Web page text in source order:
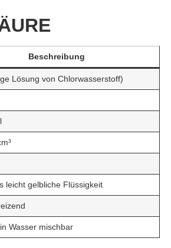
Beschreibung
Lösung von Chlorwasserstoff)
leicht gelbliche Flüssigkeit
Wasser mischbar